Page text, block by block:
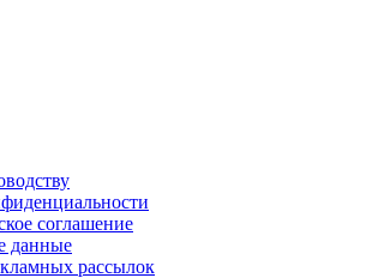
соглашение
данные
рассылок